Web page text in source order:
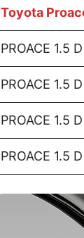
Toyota
PROACE 1.5
PROACE 1.5
PROACE 1.5
PROACE 1.5